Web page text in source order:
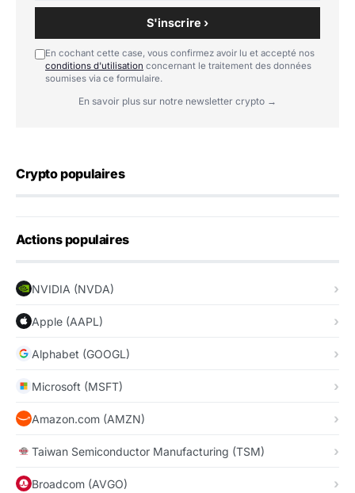
S'inscrire ›
En cochant cette case, vous confirmez avoir lu et accepté nos
conditions d'utilisation concernant le traitement des données
soumises via ce formulaire.
En savoir plus sur notre newsletter crypto →
Crypto populaires
Actions populaires
NVIDIA (NVDA)
Apple (AAPL)
Alphabet (GOOGL)
Microsoft (MSFT)
Amazon.com (AMZN)
Taiwan Semiconductor Manufacturing (TSM)
Broadcom (AVGO)